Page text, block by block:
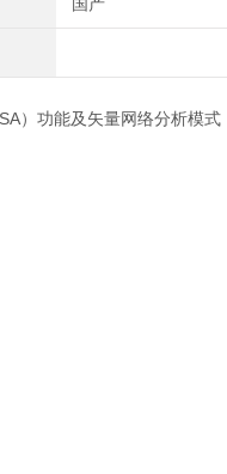
）功能及矢量网络分析模